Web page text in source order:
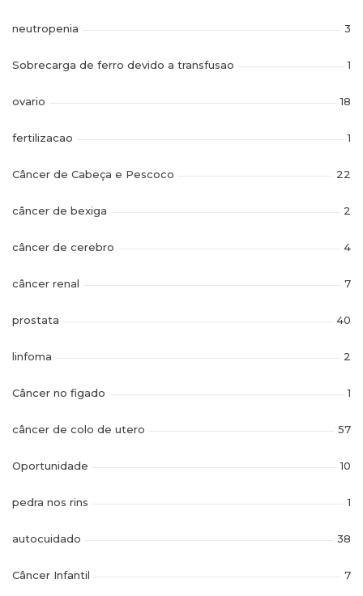
neutropenia 3
Sobrecarga de ferro devido a transfusao 1
ovario 18
fertilizacao 1
Câncer de Cabeça e Pescoco 22
câncer de bexiga 2
câncer de cerebro 4
câncer renal 7
prostata 40
linfoma 2
Câncer no figado 1
câncer de colo de utero 57
Oportunidade 10
pedra nos rins 1
autocuidado 38
Câncer Infantil 7